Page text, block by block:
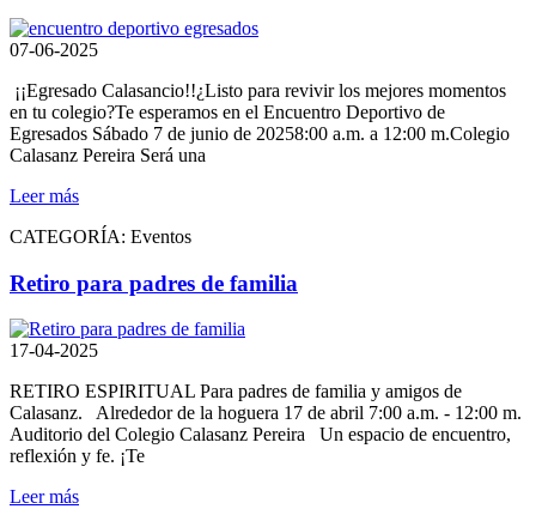
07-06-2025
¡¡Egresado Calasancio!!¿Listo para revivir los mejores momentos
en tu colegio?Te esperamos en el Encuentro Deportivo de
Egresados Sábado 7 de junio de 20258:00 a.m. a 12:00 m.Colegio
Calasanz Pereira Será una
Leer más
CATEGORÍA: Eventos
Retiro para padres de familia
17-04-2025
RETIRO ESPIRITUAL Para padres de familia y amigos de
Calasanz. Alrededor de la hoguera 17 de abril 7:00 a.m. - 12:00 m.
Auditorio del Colegio Calasanz Pereira Un espacio de encuentro,
reflexión y fe. ¡Te
Leer más